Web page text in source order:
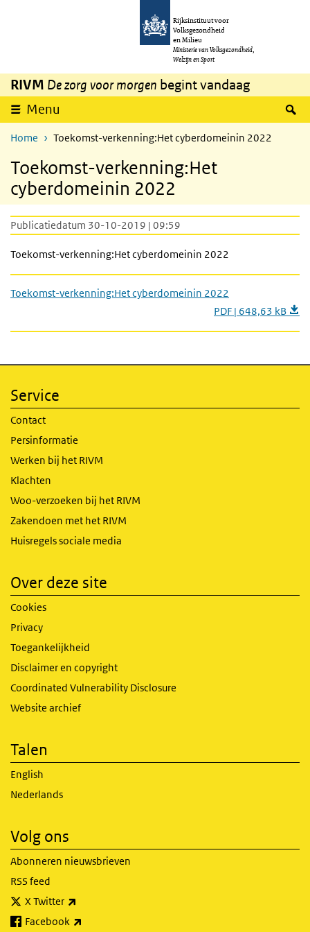
Overslaan en naar de inhoud gaan
Rijksinstituut voor
Volksgezondheid
en Milieu
Ministerie van Volksgezondheid,
Welzijn en Sport
RIVM De zorg voor morgen begint vandaag
Menu
Home Toekomst-verkenning:Het cyberdomeinin 2022
Toekomst-verkenning:Het
cyberdomeinin 2022
Publicatiedatum 30-10-2019 | 09:59
Toekomst-verkenning:Het cyberdomeinin 2022
Toekomst-verkenning:Het cyberdomeinin 2022
PDF | 648,63 kB
Service
Contact
Persinformatie
Werken bij het RIVM
Klachten
Woo-verzoeken bij het RIVM
Zakendoen met het RIVM
Huisregels sociale media
Over deze site
Cookies
Privacy
Toegankelijkheid
Disclaimer en copyright
Coordinated Vulnerability Disclosure
Website archief
Talen
English
Nederlands
Volg ons
Abonneren nieuwsbrieven
RSS feed
X Twitter
Facebook